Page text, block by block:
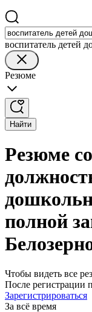
воспитатель детей
Резюме
Найти
Резюме
полной
Чтобы видеть все
После регистрации
Зарегистрироваться
За всё время